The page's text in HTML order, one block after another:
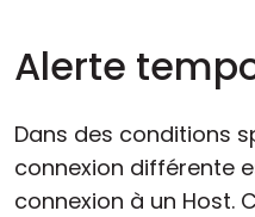
Alerte
Dans des conditions
connexion différente
connexion à un Host.